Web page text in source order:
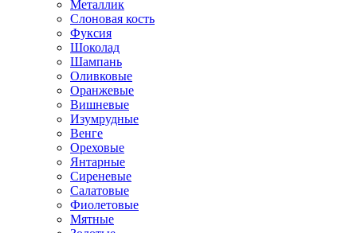
Металлик
Слоновая кость
Фуксия
Шоколад
Шампань
Оливковые
Оранжевые
Вишневые
Изумрудные
Венге
Ореховые
Янтарные
Сиреневые
Салатовые
Фиолетовые
Мятные